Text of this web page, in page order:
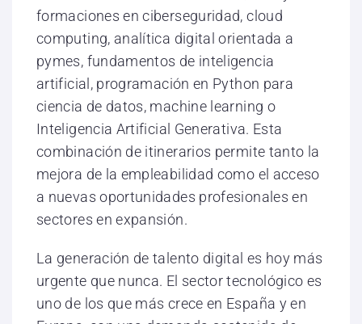
formaciones en ciberseguridad, cloud
computing, analítica digital orientada a
pymes, fundamentos de inteligencia
artificial, programación en Python para
ciencia de datos, machine learning o
Inteligencia Artificial Generativa. Esta
combinación de itinerarios permite tanto la
mejora de la empleabilidad como el acceso
a nuevas oportunidades profesionales en
sectores en expansión.
La generación de talento digital es hoy más
urgente que nunca. El sector tecnológico es
uno de los que más crece en España y en